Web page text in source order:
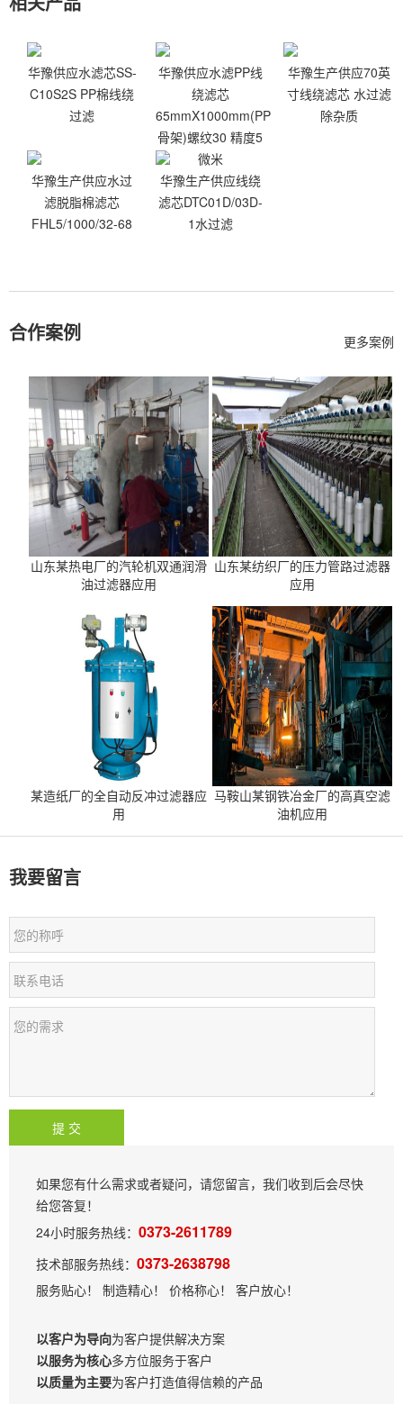
华豫供应水滤芯SS-
C10S2S PP棉线绕
过滤
华豫供应水滤PP线
绕滤芯
65mmX1000mm(PP
骨架)螺纹30 精度5
微米
华豫生产供应70英
寸线绕滤芯 水过滤
除杂质
华豫生产供应水过
滤脱脂棉滤芯
FHL5/1000/32-68
华豫生产供应线绕
滤芯DTC01D/03D-
1水过滤
更多案例
合作案例
山东某热电厂的汽轮机双通润滑
油过滤器应用
山东某纺织厂的压力管路过滤器
应用
某造纸厂的全自动反冲过滤器应
用
马鞍山某钢铁冶金厂的高真空滤
油机应用
我要留言
如果您有什么需求或者疑问，请您留言，我们收到后会尽快
给您答复！
24小时服务热线： 0373-2611789
技术部服务热线： 0373-2638798
服务贴心！ 制造精心！ 价格称心！ 客户放心！
以客户为导向为客户提供解决方案
以服务为核心多方位服务于客户
以质量为主要为客户打造值得信赖的产品